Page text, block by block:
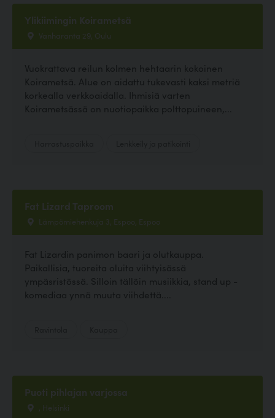
Ylikiimingin Koirametsä
Vanharanta 29, Oulu
Vuokrattava reilun kolmen hehtaarin kokoinen
Koirametsä. Alue on aidattu tukevasti kaksi metriä
korkealla verkkoaidalla. Ihmisiä varten
Koirametsässä on nuotiopaikka polttopuineen,...
Fat Lizard Taproom
Lämpömiehenkuja 3, Espoo, Espoo
Fat Lizardin panimon baari ja olutkauppa.
Paikallisia, tuoreita oluita viihtyisässä
ympäsristössä. Silloin tällöin musiikkia, stand up -
komediaa ynnä muuta viihdettä....
Puoti pihlajan varjossa
, Helsinki